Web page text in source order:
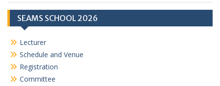
SEAMS SCHOOL 2026
Lecturer
Schedule and Venue
Registration
Committee